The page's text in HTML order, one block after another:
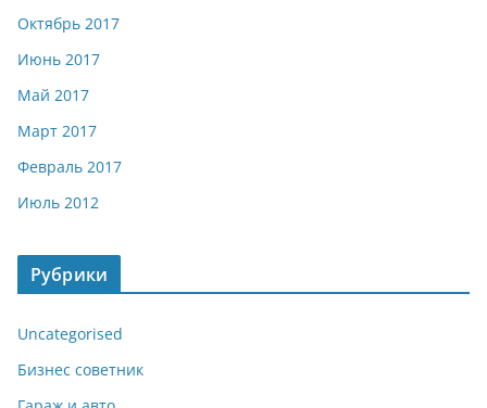
Октябрь 2017
Июнь 2017
Май 2017
Март 2017
Февраль 2017
Июль 2012
Рубрики
Uncategorised
Бизнес советник